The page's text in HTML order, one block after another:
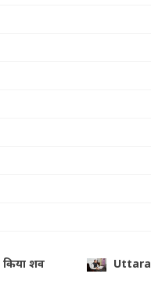
को ₹146.32 करोड़ की